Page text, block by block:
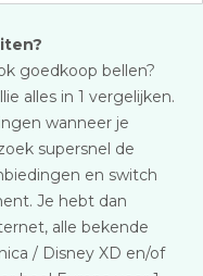
goedkoop bellen?
alles in 1 vergelijken.
wanneer je
supersnel de
en switch
Je hebt dan
alle bekende
/ Disney XD en/of